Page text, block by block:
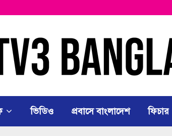
ভিডিও প্রবাসে বাংলাদেশ ফিচার